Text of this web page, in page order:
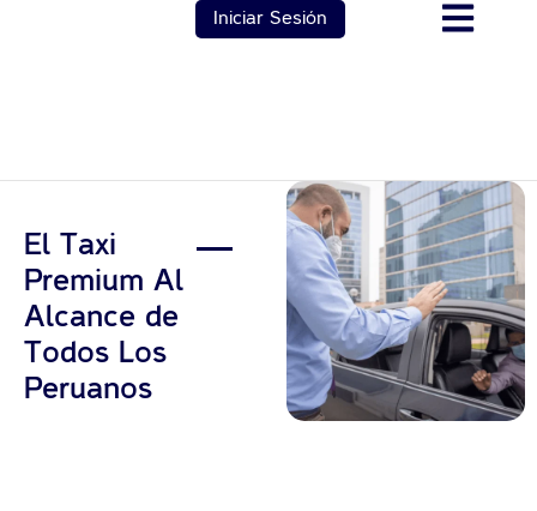
Iniciar Sesión
El Taxi
Premium Al
Alcance de
Todos Los
Peruanos